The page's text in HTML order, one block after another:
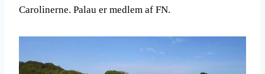
Carolinerne. Palau er medlem af FN.